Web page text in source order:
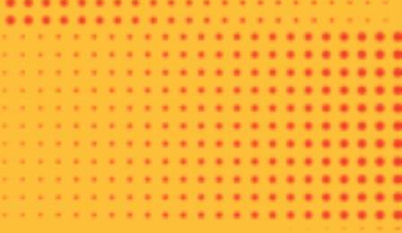
“Untuk kedua varian ini, pengunjung dapat memilih varian
ayam yang diinginkan, yakni ayam krispy atau ayam spicy,”
ungkap Sutji.
Paket ayam kremes sambal matah dijual dengan harga
Rp31.818. Untuk yang ingin tambahan kremes atau sambal
matah, McDonald’s Indonesia menjual sambal matah dan
kremes dengan terpisah seharga Rp4.545.
Menu ayam kremes sambal matah mulai dijual pada tanggal 4
Juni -8 Juli 2018 di seluruh gerai McDonald’s Indonesia
selama 24 jam. (evi)